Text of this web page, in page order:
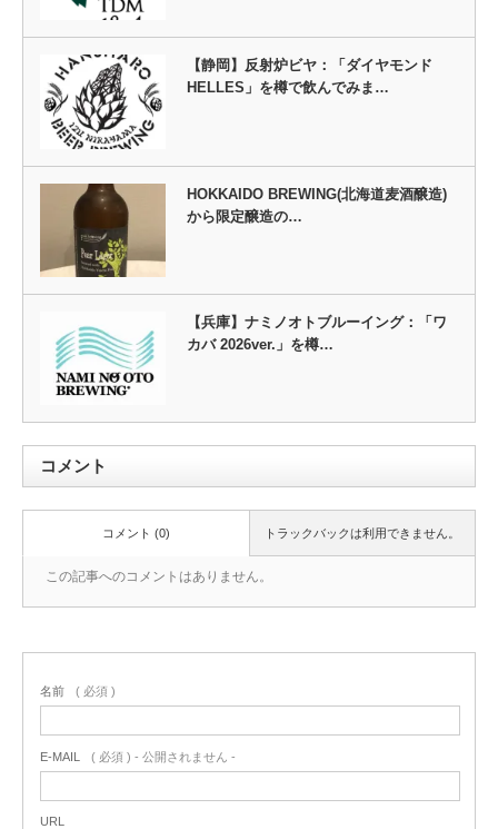
【静岡】反射炉ビヤ：「ダイヤモンド
HELLES」を樽で飲んでみま…
HOKKAIDO BREWING(北海道麦酒醸造)
から限定醸造の…
【兵庫】ナミノオトブルーイング：「ワ
カバ 2026ver.」を樽…
コメント
トラックバックは利用できません。
コメント (0)
この記事へのコメントはありません。
名前 ( 必須 )
E-MAIL ( 必須 ) - 公開されません -
URL